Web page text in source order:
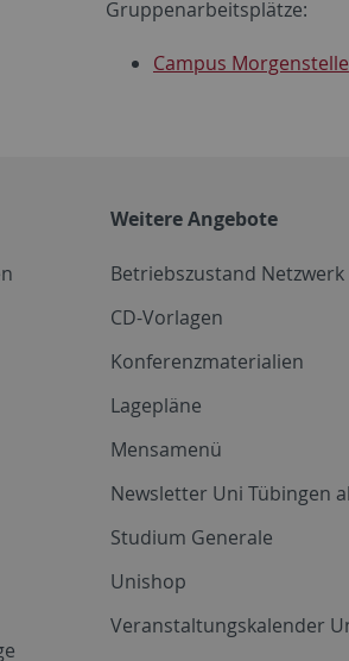
Gruppenarbeitsplätze:
Campus Morgenstelle
Weitere Angebote
Betriebszustand Netzwerk
CD-Vorlagen
Konferenzmaterialien
Lagepläne
Mensamenü
Newsletter Uni Tübingen
Studium Generale
Unishop
Veranstaltungskalender